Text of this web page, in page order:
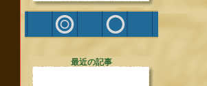
最近の記事